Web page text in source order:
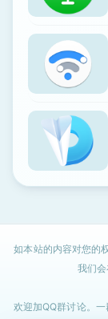
如本站的内容对您的
我们
欢迎加QQ群讨论。